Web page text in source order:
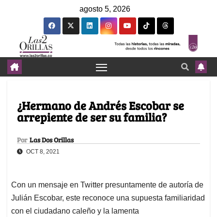
agosto 5, 2026
¿Hermano de Andrés Escobar se
arrepiente de ser su familia?
Por Las Dos Orillas
OCT 8, 2021
Con un mensaje en Twitter presuntamente de autoría de
Julián Escobar, este reconoce una supuesta familiaridad
con el ciudadano caleño y la lamenta